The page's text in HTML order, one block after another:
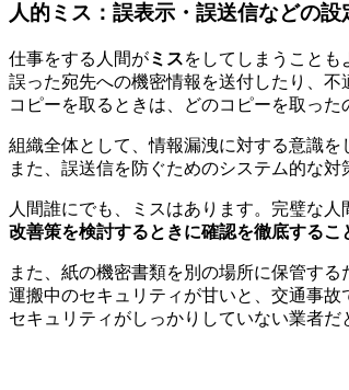
人的ミス：誤表示・誤送信などの設
仕事をする人間がミスをしてしまうことも
誤った宛先への機密情報を送付したり、
コピーを取るときは、どのコピーを取っ
組織全体として、情報漏洩に対する意識を
また、誤送信を防ぐためのシステム的な対
人間誰にでも、ミスはあります。完璧な
改善策を検討するときに確認を徹底するこ
また、紙の機密書類を別の場所に保管す
運搬中のセキュリティが甘いと、交通事故
セキュリティがしっかりしていない業者